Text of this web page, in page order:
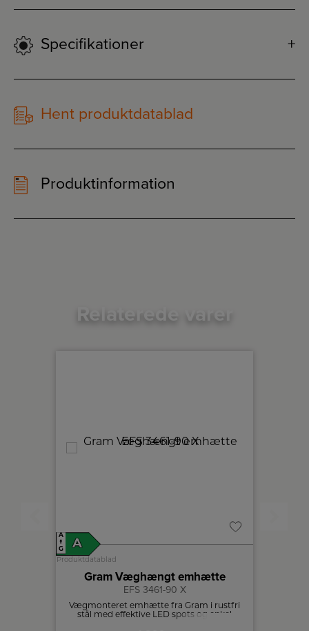
Specifikationer
Hent produktdatablad
Produktinformation
Relaterede varer
A
↑
G
A
Produktdatablad
Gram Væghængt emhætte
EFS 3461-90 X
Vægmonteret emhætte fra Gram i rustfri
stål med effektive LED spots og enkel